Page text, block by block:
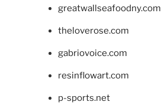
greatwallseafoodny.com
theloverose.com
gabriovoice.com
resinflowart.com
p-sports.net